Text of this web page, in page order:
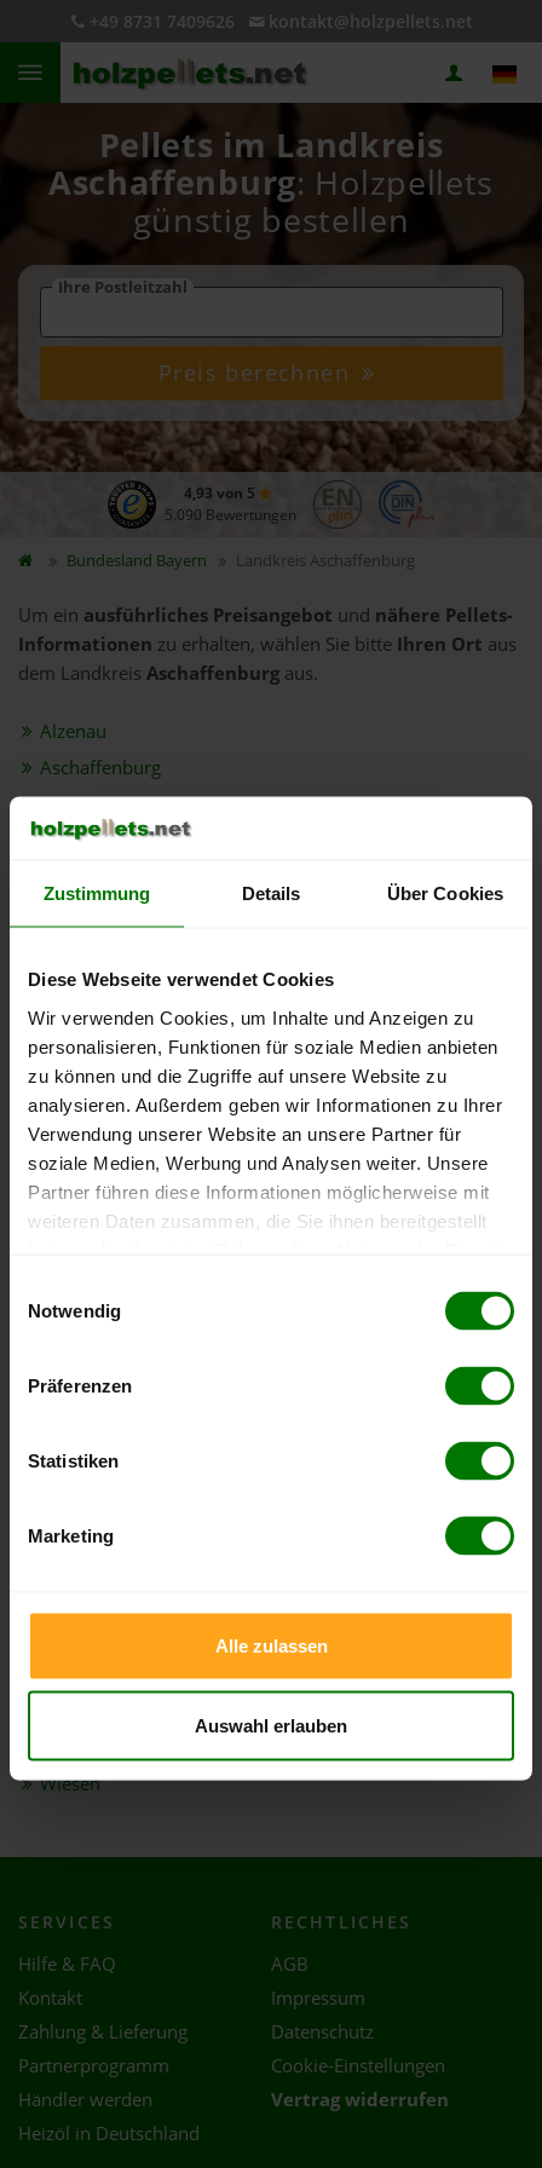
Zustimmung Details Über Cookies
Diese Webseite verwendet Cookies
Wir verwenden Cookies, um Inhalte und Anzeigen zu
personalisieren, Funktionen für soziale Medien anbieten
zu können und die Zugriffe auf unsere Website zu
analysieren. Außerdem geben wir Informationen zu Ihrer
Verwendung unserer Website an unsere Partner für
soziale Medien, Werbung und Analysen weiter. Unsere
Partner führen diese Informationen möglicherweise mit
weiteren Daten zusammen, die Sie ihnen bereitgestellt
Notwendig
Präferenzen
Statistiken
Marketing
Alle zulassen
Auswahl erlauben
+49 8731 7409626 kontakt@holzpellets.net
Pellets im Landkreis
Aschaffenburg: Holzpellets
günstig bestellen
Ihre Postleitzahl
Preis berechnen
4,93 von 5
5.090 Bewertungen
Bundesland Bayern Landkreis Aschaffenburg
Um ein ausführliches Preisangebot und nähere Pellets-
Informationen zu erhalten, wählen Sie bitte Ihren Ort aus
dem Landkreis Aschaffenburg aus.
Alzenau
Aschaffenburg
Bessenbach
Dammbach
Großostheim
Haibach
Heigenbrücken
Heimbuchenthal
Heinrichsthal
Hösbach
Johannesberg
Kleinkahl
Krombach
Mainaschaff
Mömbris
Stockstadt am Main
Wiesen
SERVICES
Hilfe & FAQ
Kontakt
Zahlung & Lieferung
Partnerprogramm
Händler werden
Heizöl in Deutschland
RECHTLICHES
AGB
Impressum
Datenschutz
Cookie-Einstellungen
Vertrag widerrufen